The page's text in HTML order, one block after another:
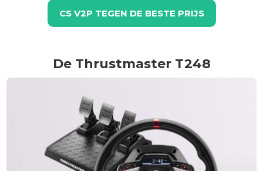
CS V2P TEGEN DE BESTE PRIJS
De Thrustmaster T248